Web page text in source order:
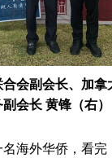
合会副会长、加拿
会长 黄锋（右）
名海外华侨，看完